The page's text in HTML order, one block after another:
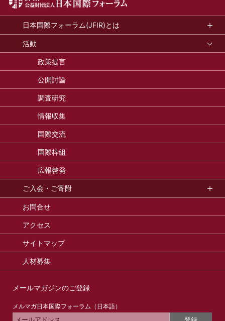
日本国際フォーラム(JFIR)とは
活動
政策提言
公開討論
調査研究
情報収集
国際交流
国際枠組
広報啓発
ご入会・ご寄附
お問合せ
アクセス
サイトマップ
人材募集
メールマガジンのご登録
メルマガ日本国際フォーラム（日本語）